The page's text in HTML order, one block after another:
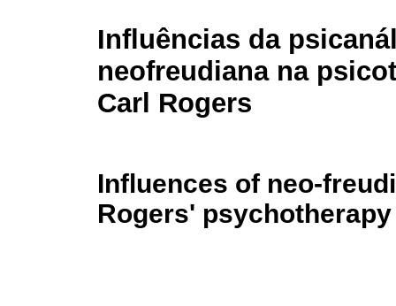
Influências da
neofreudiana na
Carl Rogers
Influences of neo-
Rogers' psychotherapy